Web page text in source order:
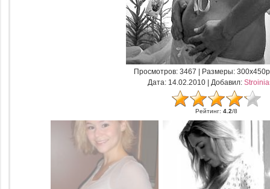
Просмотров: 3467 | Размеры:
Дата: 14.02.2010 | Добавил:
Рейтинг: 4.2/8